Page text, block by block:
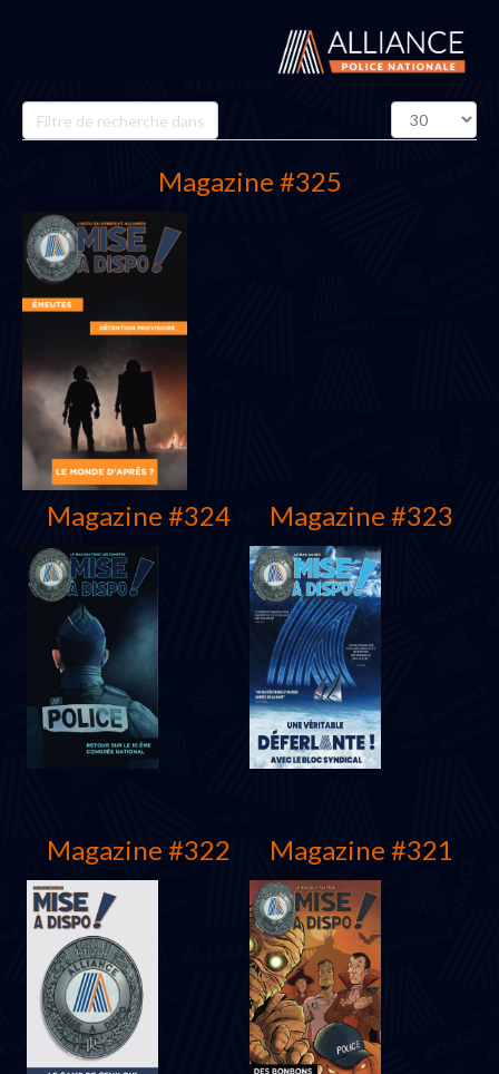
Champ
de
Affichage
#
Magazine #325
Magazine #324 Magazine #323
Magazine #322 Magazine #321